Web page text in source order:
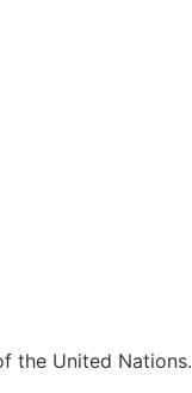
the United Nations.